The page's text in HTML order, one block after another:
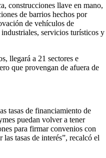
construcciones llave en mano,
de barrios hechos por
de vehículos de
industriales, servicios turísticos y
llegará a 21 sectores e
que provengan de afuera de
tasas de financiamiento de
puedan volver a tener
para firmar convenios con
tasas de interés”, recalcó el